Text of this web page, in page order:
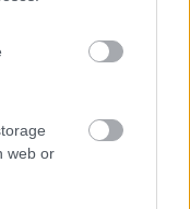
web or
venduto dalla LIDL
mai utilizzato